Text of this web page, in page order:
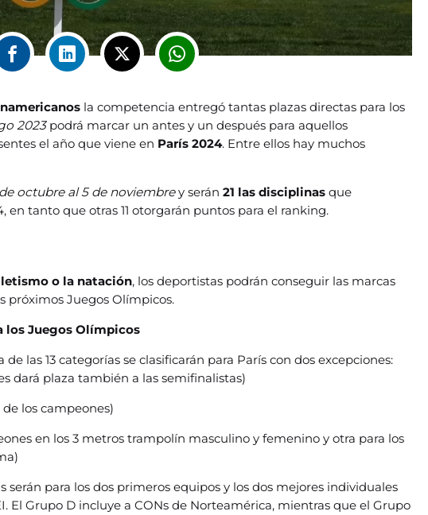
la competencia entregó tantas plazas directas para los
2023podrá marcar un antes y un después para aquellos
el año que viene en París 2024. Entre ellos hay muchos
octubre al 5 de noviembrey serán21 las disciplinas que
en tanto que otras 11 otorgarán puntos para el ranking.
o la natación, los deportistas podrán conseguir las marcas
próximos Juegos Olímpicos.
los Juegos Olímpicos
las 13 categorías se clasificarán para París con dos excepciones:
dará plaza también a las semifinalistas)
los campeones)
en los 3 metros trampolín masculino y femenino y otra para los
serán para los dos primeros equipos y los dos mejores individuales
El Grupo D incluye a CONs de Norteamérica, mientras que el Grupo